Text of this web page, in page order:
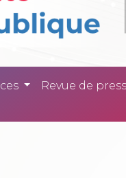
Revue de